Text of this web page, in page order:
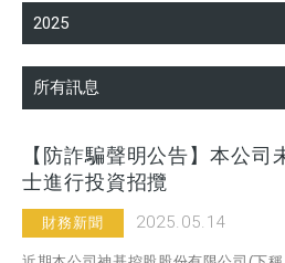
2025
所有訊息
【防詐騙聲明公告】本公司
士進行投資招攬
財務新聞 2025.05.14